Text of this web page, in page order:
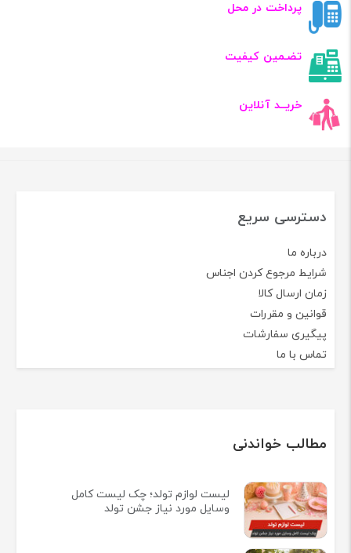
پرداخت در محل
تضـمین کیفیت
خریــد آنلاین
دسترسی سریع
درباره ما
شرایط مرجوع کردن اجناس
زمان ارسال کالا
قوانین و مقررات
پیگیری سفارشات
تماس با ما
مطالب خواندنی
لیست لوازم تولد؛ چک لیست کامل
وسایل مورد نیاز جشن تولد